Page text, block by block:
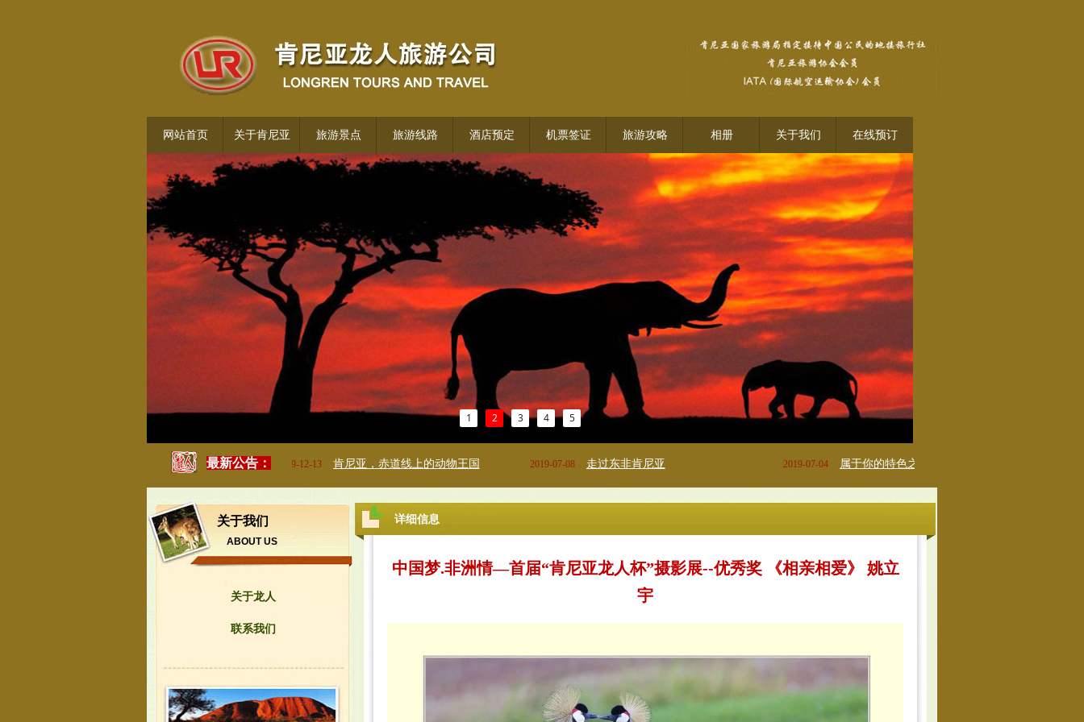
网站首页 关于肯尼亚 旅游景点 旅游线路 酒店预定 机票签证 旅游攻略 相册 关于我们 在线预订
1 2 3 4 5
最新公告：
2019-12-13 2019-07-08
肯尼亚，赤道线上的动物王国 2019-07-04
走过东非肯尼亚 属于你的特色之旅
中国梦.非洲情—首届“肯尼亚龙人杯”摄影展--优秀奖 《相亲相爱》 姚立
宇
详细信息
关于我们
ABOUT US
关于龙人
联系我们